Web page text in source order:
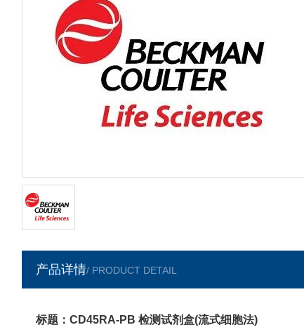
产品详情/ PRODUCT DETAIL
标题：CD45RA-PB 检测试剂盒(流式细胞法)